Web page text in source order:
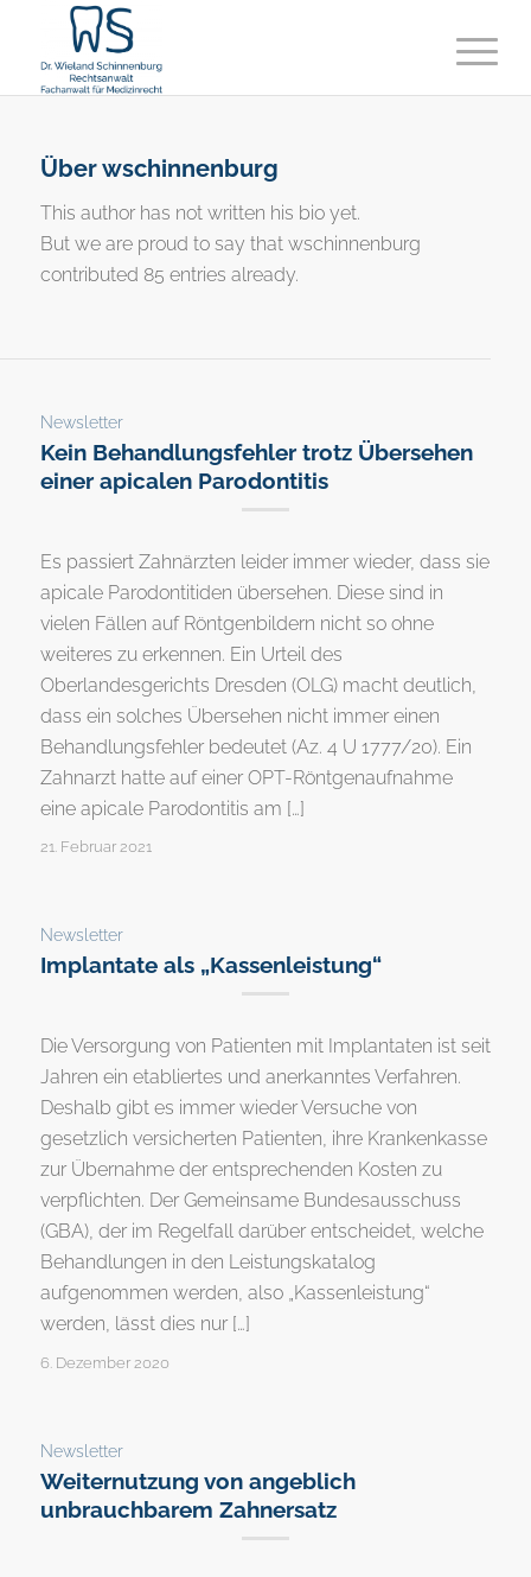
Überwschinnenburg
This author has not written his bio yet.
But we are proud to say that wschinnenburg
contributed 85 entries already.
Newsletter
Kein Behandlungsfehler trotz Übersehen
einer apicalen Parodontitis
Es passiert Zahnärzten leider immer wieder, dass sie
apicale Parodontitiden übersehen. Diese sind in
vielen Fällen auf Röntgenbildern nicht so ohne
weiteres zu erkennen. Ein Urteil des
Oberlandesgerichts Dresden (OLG) macht deutlich,
dass ein solches Übersehen nicht immer einen
Behandlungsfehler bedeutet (Az. 4 U 1777/20). Ein
Zahnarzt hatte auf einer OPT-Röntgenaufnahme
eine apicale Parodontitis am […]
21. Februar 2021
Newsletter
Implantate als „Kassenleistung“
Die Versorgung von Patienten mit Implantaten ist seit
Jahren ein etabliertes und anerkanntes Verfahren.
Deshalb gibt es immer wieder Versuche von
gesetzlich versicherten Patienten, ihre Krankenkasse
zur Übernahme der entsprechenden Kosten zu
verpflichten. Der Gemeinsame Bundesausschuss
(GBA), der im Regelfall darüber entscheidet, welche
Behandlungen in den Leistungskatalog
aufgenommen werden, also „Kassenleistung“
werden, lässt dies nur […]
6. Dezember 2020
Newsletter
Weiternutzung von angeblich
unbrauchbarem Zahnersatz